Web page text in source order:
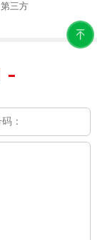
第三方